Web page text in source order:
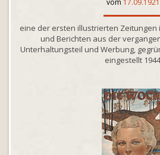
vom 17.09.1921
eine der ersten illustrierten Zeitungen
und Berichten aus der
Unterhaltungsteil und Werbung,
eingestellt